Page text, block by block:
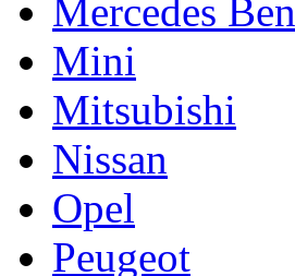
Mercedes
Mini
Mitsubishi
Nissan
Opel
Peugeot